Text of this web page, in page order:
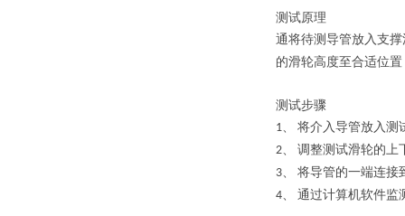
测试原理
通将待测导管放入支
的滑轮高度至合适位
测试步骤
1、
将介入导管放入测
2、
调整测试滑轮的上
3、
将导管的一端连接
4、 通过计算机软件监